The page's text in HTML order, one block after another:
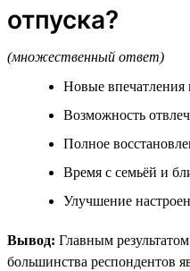
отпуска?
(множественный ответ)
Новые
Возможность
Полное
Время с семьёй и
Улучшение
Вывод: Главным
большинства респондентов